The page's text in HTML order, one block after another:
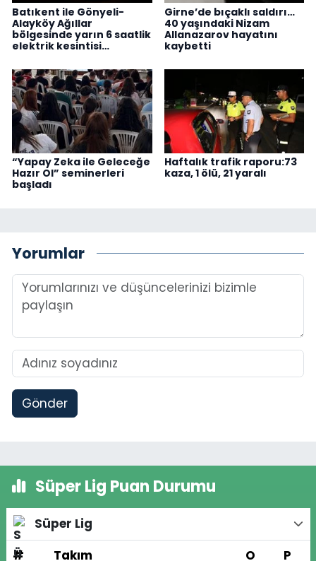
Batıkent ile Gönyeli-
Alayköy Ağıllar
bölgesinde yarın 6 saatlik
elektrik kesintisi…
Girne’de bıçaklı saldırı…
40 yaşındaki Nizam
Allanazarov hayatını
kaybetti
“Yapay Zeka ile Geleceğe
Hazır Ol” seminerleri
başladı
Haftalık trafik raporu:73
kaza, 1 ölü, 21 yaralı
Yorumlar
Gönder
Süper Lig Puan Durumu
Süper Lig
#
Takım O P